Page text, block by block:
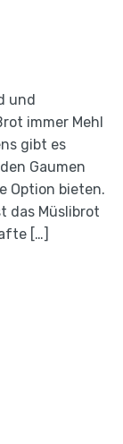
und
immer Mehl
gibt es
Gaumen
Option bieten.
das Müslibrot
[…]